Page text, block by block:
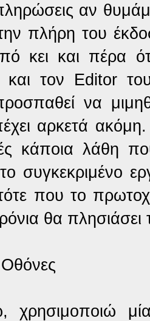
αν
την πλήρη του
κει και πέρα
και τον Editor
να
αρκετά
κάποια λάθη
συγκεκριμένο
που το
θα πλησιάσει
χρησιμοποιώ